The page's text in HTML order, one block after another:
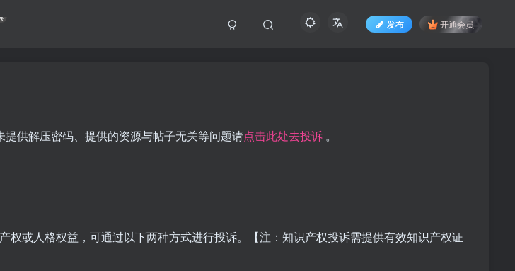
发布 开通会员
供解压密码、提供的资源与帖子无关等问题请点击此处去投诉 。
或人格权益，可通过以下两种方式进行投诉。【注：知识产权投诉需提供有效知识产权证